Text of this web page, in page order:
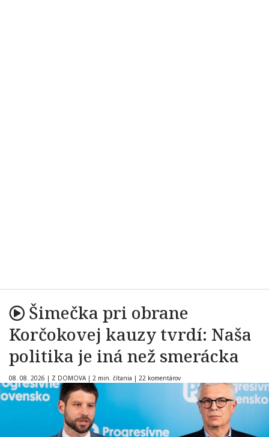
Šimečka pri obrane
Korčokovej kauzy tvrdí: Naša
politika je iná než smerácka
08. 08. 2026 | Z DOMOVA | 2 min. čítania | 22 komentárov